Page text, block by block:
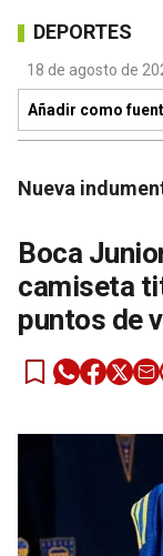
DEPORTES
18 de agosto de
Añadir como
Nueva
Boca
camiseta
puntos de